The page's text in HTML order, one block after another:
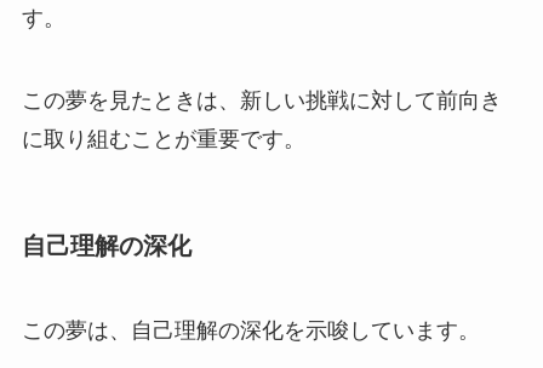
す。
この夢を見たときは、新しい挑戦に対して前向き
に取り組むことが重要です。
自己理解の深化
この夢は、自己理解の深化を示唆しています。